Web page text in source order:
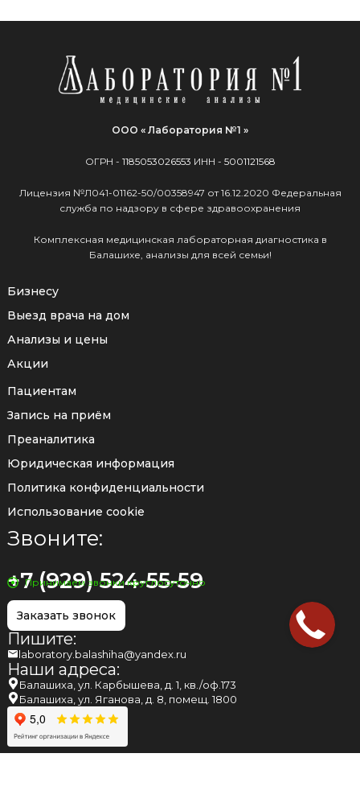
ООО « Лаборатория №1 »
ОГРН - 1185053026553 ИНН - 5001121568
Лицензия №Л041-01162-50/00358947 от 16.12.2020 Федеральная
служба по надзору в сфере здравоохранения
Комплексная медицинская лабораторная диагностика в
Балашихе, анализы для всей семьи!
Бизнесу
Выезд врача на дом
Анализы и цены
Акции
Пациентам
Запись на приём
Преаналитика
Юридическая информация
Политика конфиденциальности
Использование cookie
Звоните:
+7 (929) 524-55-59
Принимаем звонки круглосуточно
Заказать звонок
Пишите:
laboratory.balashiha@yandex.ru
Наши адреса:
Балашиха, ул. Карбышева, д. 1, кв./оф.173
Балашиха, ул. Яганова, д. 8, помещ. 1800